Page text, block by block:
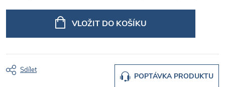
VLOŽIT DO KOŠÍKU
POPTÁVKA PRODUKTU
Sdílet